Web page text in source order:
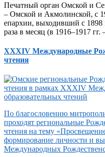
Печатный орган Омской и
– Омской и Акмолинской, с
епархии, выходивший с 1898
раза в месяц (в 1916–1917 гг.
XXXIV Международные
чтения
По благословению
проходят региональные
чтения на тему
формирование личности и
Международных